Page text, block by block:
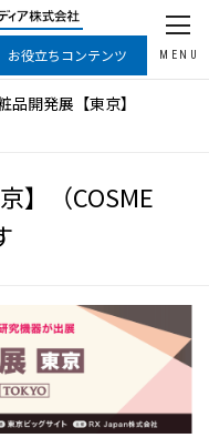
お役立ちコンテンツ MENU
品開発展【東京】
】（COSME